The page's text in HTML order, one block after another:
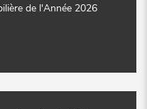
de l'Année 2026